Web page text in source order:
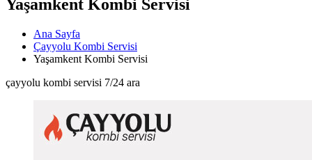
Yaşamkent Kombi Servisi
Ana Sayfa
Çayyolu Kombi Servisi
Yaşamkent Kombi Servisi
çayyolu kombi servisi 7/24 ara